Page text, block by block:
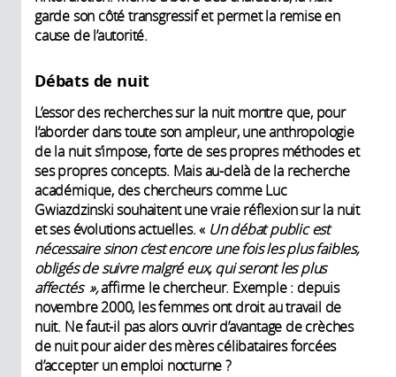
garde son côté transgressif et permet la remise en
cause de l’autorité.
Débats de nuit
L’essor des recherches sur la nuit montre que, pour
l’aborder dans toute son ampleur, une anthropologie
de la nuit s’impose, forte de ses propres méthodes et
ses propres concepts. Mais au-delà de la recherche
académique, des chercheurs comme Luc
Gwiazdzinski souhaitent une vraie réflexion sur la nuit
et ses évolutions actuelles. « Un débat public est
nécessaire sinon c’est encore une fois les plus faibles,
obligés de suivre malgré eux, qui seront les plus
affectés »,affirme le chercheur. Exemple : depuis
novembre 2000, les femmes ont droit au travail de
nuit. Ne faut-il pas alors ouvrir d’avantage de crèches
de nuit pour aider des mères célibataires forcées
d’accepter un emploi nocturne ?